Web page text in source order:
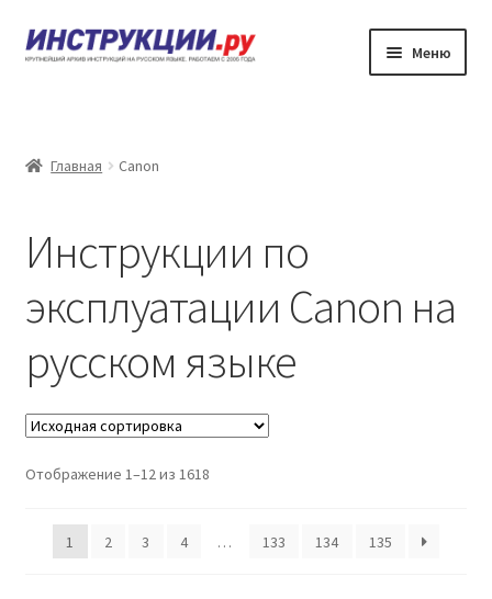
Перейти
к
Перейти
к
Меню
Каталог инструкций по эксплуатации
Личный кабинет
Главная Canon
Инструкции по
эксплуатации Canon на
русском языке
Отображение 1–12 из 1618
1 2 3 4 … 133 134 135